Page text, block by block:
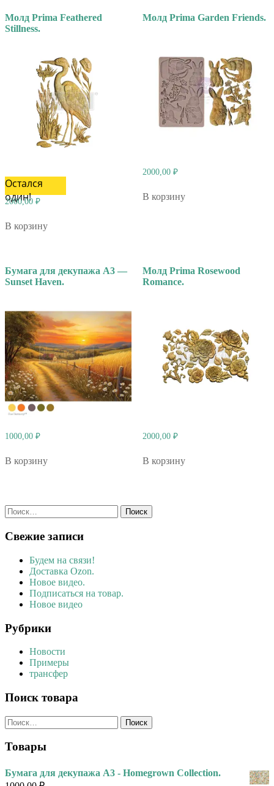
Молд Prima Feathered
Stillness.
Остался
один!
2000,00 ₽
В корзину
Молд Prima Garden Friends.
2000,00 ₽
В корзину
Бумага для декупажа А3 —
Sunset Haven.
1000,00 ₽
В корзину
Молд Prima Rosewood
Romance.
2000,00 ₽
В корзину
Найти:
Свежие записи
Будем на связи!
Доставка Ozon.
Новое видео.
Подписаться на товар.
Новое видео
Рубрики
Новости
Примеры
трансфер
Поиск товара
Найти:
Товары
Бумага для декупажа А3 - Homegrown Collection.